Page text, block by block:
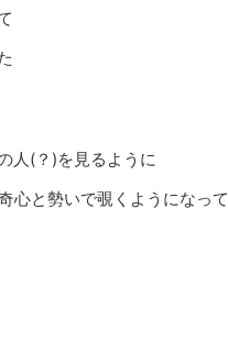
人(？)を見るように
心と勢いで覗くようになって